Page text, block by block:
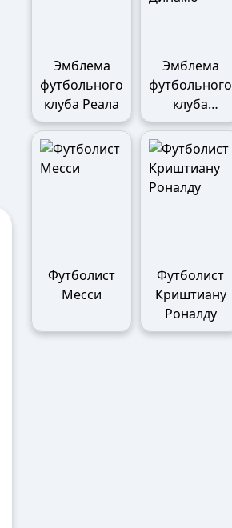
Эмблема
футбольного
клуба Реала
Эмблема
футбольного
клуба
Динамо
Футболист
Месси
Футболист
Криштиану
Роналду